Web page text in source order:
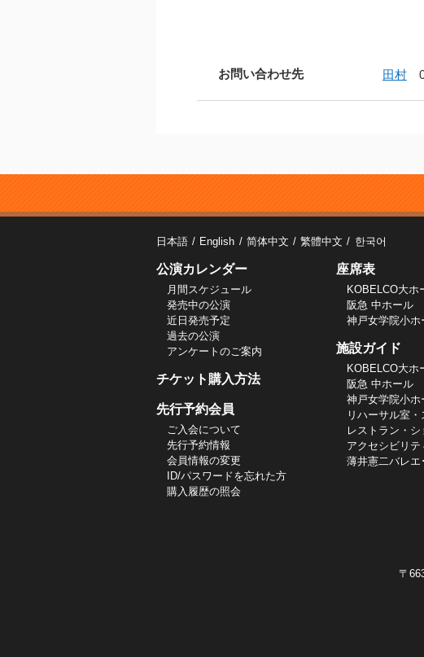
お問い合わせ先 田村
日本語 English 简体中文 繁體中文 한국어
公演カレンダー
月間スケジュール
発売中の公演
近日発売予定
過去の公演
アンケートのご案内
チケット購入方法
先行予約会員
ご入会について
先行予約情報
会員情報の変更
ID/パスワードを忘れた方
購入履歴の照会
座席表
KOBELCO大ホ
阪急 中ホール
神戸女学院小ホ
施設ガイド
KOBELCO大ホ
阪急 中ホール
神戸女学院小ホ
リハーサル室・
レストラン・シ
アクセシビリテ
薄井憲二バレエ
〒